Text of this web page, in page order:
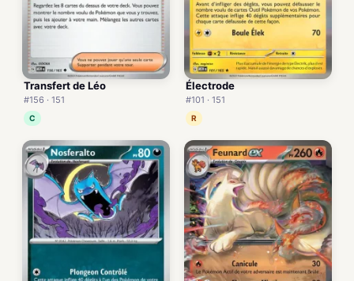
Transfert de Léo
#156 · 151
C
Électrode
#101 · 151
R